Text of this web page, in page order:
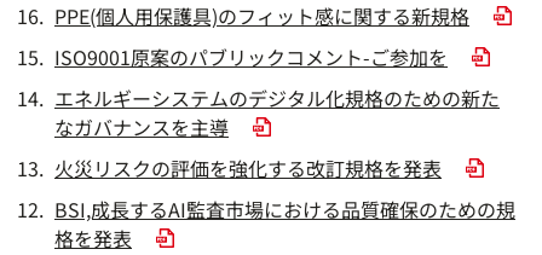
PPE(個人用保護具)のフィット感に関する新規格
ISO9001原案のパブリックコメント-ご参加を
エネルギーシステムのデジタル化規格のための新た
なガバナンスを主導
火災リスクの評価を強化する改訂規格を発表
BSI,成長するAI監査市場における品質確保のための規
格を発表